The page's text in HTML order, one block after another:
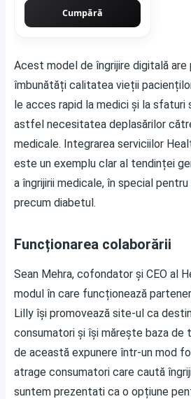
Cumpără
Acest model de îngrijire digitală
îmbunătăți calitatea vieții
le acces rapid la medici și la sfaturi
astfel necesitatea deplasărilor
medicale. Integrarea serviciilor
este un exemplu clar al tendinței
a îngrijirii medicale, în special
precum diabetul.
Funcționarea colaborării
Sean Mehra, cofondator și CEO al
modul în care funcționează
Lilly își promovează site-ul ca
consumatori și își mărește baza
de această expunere într-un mod
atrage consumatori care caută
suntem prezentati ca o opțiune